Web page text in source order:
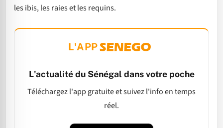
les ibis, les raies et les requins.
L'APP
L'actualité du Sénégal dans votre poche
Téléchargez l'app gratuite et suivez l'info en temps
réel.